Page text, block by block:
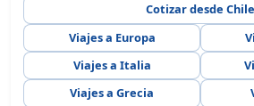
Cotizar desde Chile
Viajes a Europa
Viajes a Italia
Viajes a Grecia